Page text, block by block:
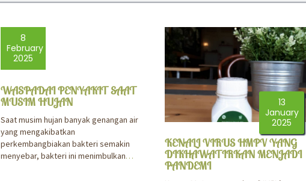
8
February
2025
WASPADAI PENYAKIT SAAT
MUSIM HUJAN
Saat musim hujan banyak genangan air
yang mengakibatkan
perkembangbiakan bakteri semakin
menyebar, bakteri ini menimbulkan…
13
January
2025
KENALI VIRUS HMPV YANG
DIKHAWATIRKAN MENJADI
PANDEMI